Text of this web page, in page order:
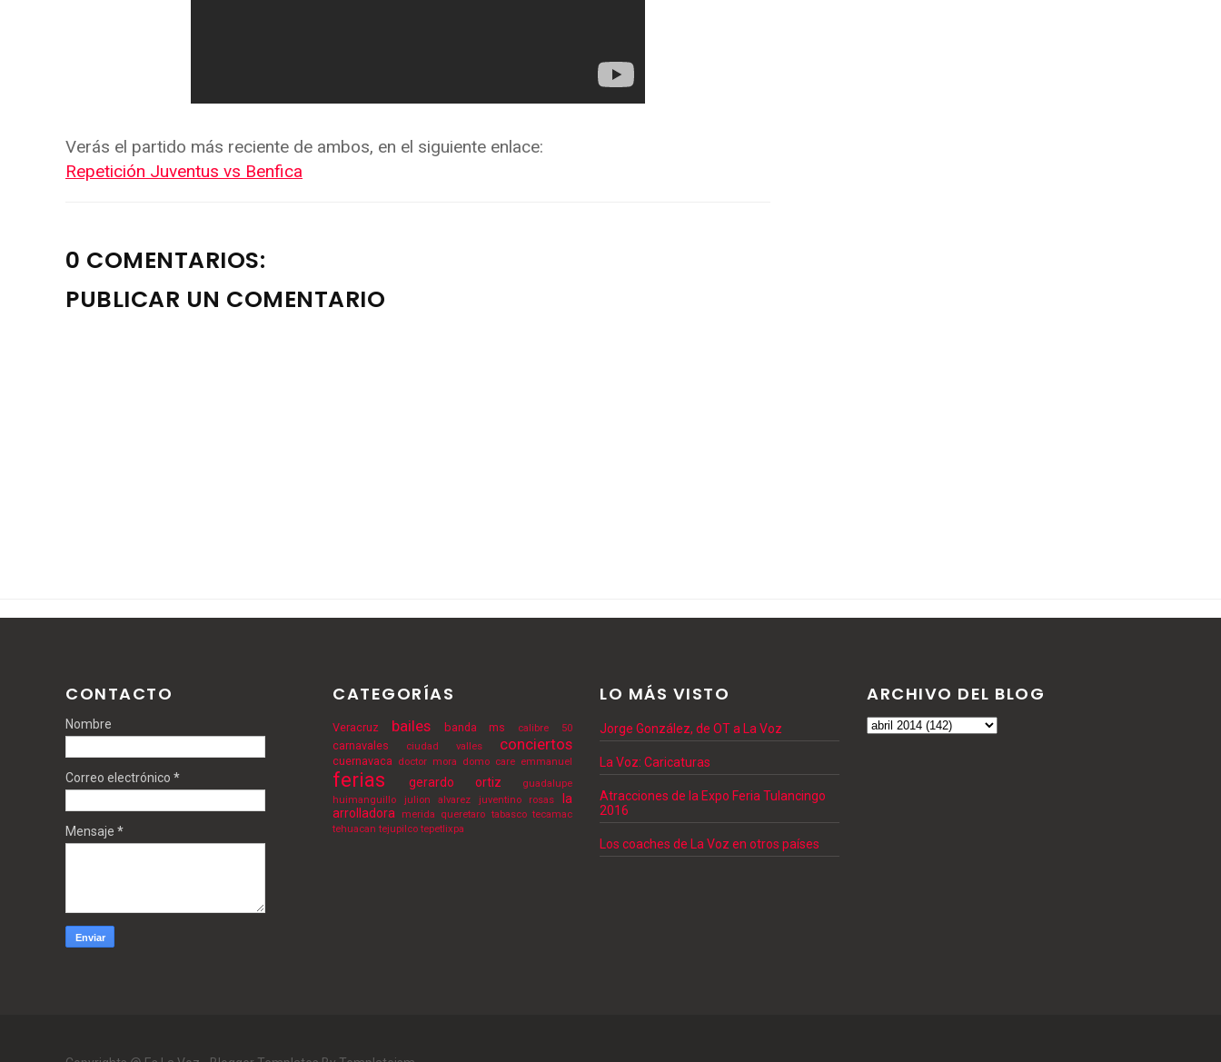
Verás el partido más reciente de ambos, en el siguiente enlace:
Repetición Juventus vs Benfica
0 COMENTARIOS:
PUBLICAR UN COMENTARIO
CONTACTO
Nombre
Correo electrónico *
Mensaje *
CATEGORÍAS
Veracruz bailes banda ms calibre 50
carnavales ciudad valles conciertos
cuernavaca doctor mora domo care emmanuel
ferias gerardo ortiz
guadalupe
huimanguillo
julion alvarez juventino rosas
la
arrolladora
merida queretaro tabasco tecamac
tehuacan tejupilco tepetlixpa
LO MÁS VISTO
Jorge González, de OT a La Voz
La Voz: Caricaturas
Atracciones de la Expo Feria Tulancingo
2016
Los coaches de La Voz en otros países
ARCHIVO DEL BLOG